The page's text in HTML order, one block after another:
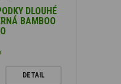
DLOUHÉ
BAMBOO
DETAIL